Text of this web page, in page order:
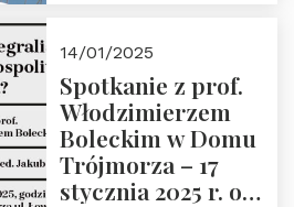
14/01/2025
Spotkanie z prof.
Włodzimierzem
Boleckim w Domu
Trójmorza – 17
stycznia 2025 r. o